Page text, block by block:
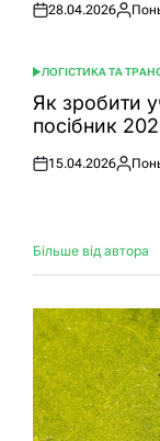
Оприлюднено
28.04.2026
ОПУБЛІКУВАТИ
У
ЛОГІСТИКА ТА
Як зробити
посібник
Оприлюднено
15.04.2026
Більше від автора